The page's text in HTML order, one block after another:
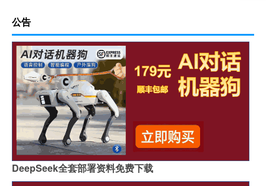
公告
DeepSeek全套部署资料免费下载